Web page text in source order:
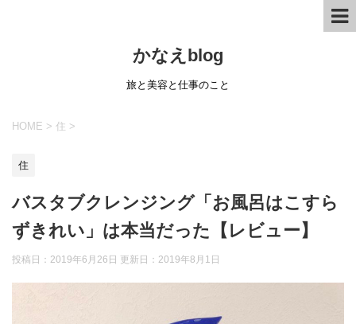
かなえblog
旅と美容と仕事のこと
HOME > 住 >
住
バスタブクレンジング「お風呂はこすら
ずきれい」は本当だった【レビュー】
投稿日：2019年6月26日 更新日： 2019年8月1日